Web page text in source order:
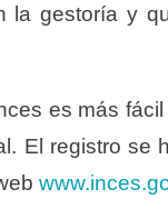
la gestoría y
es más
El registro se